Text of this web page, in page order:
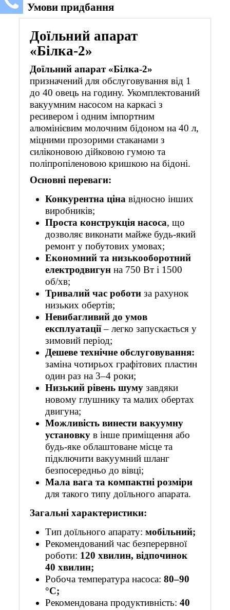
Умови придбання
Доїльний апарат
«Білка-2»
Доїльний апарат «Білка-2»
призначений для обслуговування від 1
до 40 овець на годину. Укомплектований
вакуумним насосом на каркасі з
ресивером і одним імпортним
алюмінієвим молочним бідоном на 40 л,
міцними прозорими стаканами з
силіконовою дійковою гумою та
поліпропіленовою кришкою на бідоні.
Основні переваги:
Конкурентна ціна відносно інших
виробників;
Проста конструкція насоса, що
дозволяє виконати майже будь-який
ремонт у побутових умовах;
Економний та низькооборотний
електродвигун на 750 Вт і 1500
об/хв;
Тривалий час роботи за рахунок
низьких обертів;
Невибагливий до умов
експлуатації– легко запускається у
зимовий період;
Дешеве технічне обслуговування:
заміна чотирьох графітових пластин
один раз на 3–4 роки;
Низький рівень шуму завдяки
новому глушнику та малих обертах
двигуна;
Можливість винести вакуумну
установку в інше приміщення або
будь-яке облаштоване місце та
підключити вакуумний шланг
безпосередньо до вівці;
Мала вага та компактні розміри
для такого типу доїльного апарата.
Загальні характеристики:
Тип доїльного апарату:мобільний;
Рекомендований час безперервної
роботи: 120 хвилин, відпочинок
40 хвилин;
Робоча температура насоса:80–90
°C;
Рекомендована продуктивність:40